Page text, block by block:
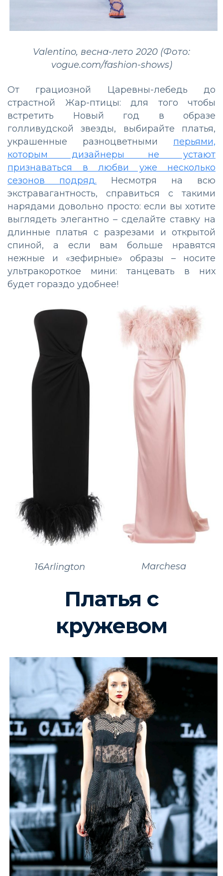
Valentino, весна-лето 2020 (Фото:
vogue.com/fashion-shows)
От грациозной Царевны-лебедь до
страстной Жар-птицы: для того чтобы
встретить Новый год в образе
голливудской звезды, выбирайте платья,
украшенные разноцветными перьями,
которым дизайнеры не устают
признаваться в любви уже несколько
сезонов подряд. Несмотря на всю
экстравагантность, справиться с такими
нарядами довольно просто: если вы хотите
выглядеть элегантно – сделайте ставку на
длинные платья с разрезами и открытой
спиной, а если вам больше нравятся
нежные и «зефирные» образы – носите
ультракороткое мини: танцевать в них
будет гораздо удобнее!
16Arlington Marchesa
Платья с
кружевом